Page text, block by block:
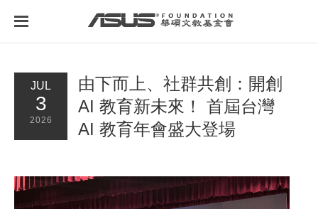
JUL
3
2026
由下而上、社群共創：開創
AI 教育新未來！ 首屆台灣
AI 教育年會盛大登場